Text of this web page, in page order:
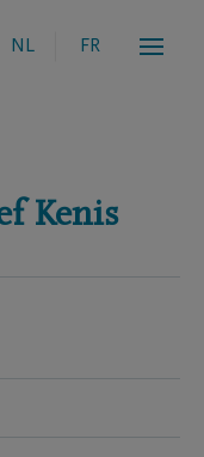
NL FR
Kenis